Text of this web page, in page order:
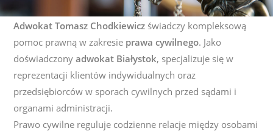
Adwokat Tomasz Chodkiewicz świadczy kompleksową
pomoc prawną w zakresie prawa cywilnego. Jako
doświadczony adwokat Białystok, specjalizuje się w
reprezentacji klientów indywidualnych oraz
przedsiębiorców w sporach cywilnych przed sądami i
organami administracji.
Prawo cywilne reguluje codzienne relacje między osobami